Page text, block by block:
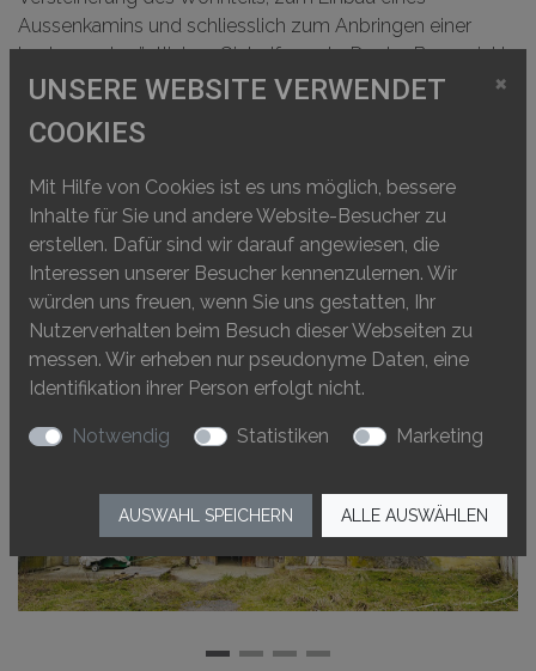
Aussenkamins und schliesslich zum Anbringen einer
Laube an der östlichen Giebelfassade. Da das Bauprojekt
am Hollenweg 1 aktuell stagniert, lässt sich weiterhin
den Kanton Basel-Landschaft einzigartigen ‹Stock› dem
UNSERE WEBSITE VERWENDET
COOKIES
×
Mit Hilfe von Cookies ist es uns möglich, bessere
Inhalte für Sie und andere Website-Besucher zu
erstellen. Dafür sind wir darauf angewiesen, die
Interessen unserer Besucher kennenzulernen. Wir
würden uns freuen, wenn Sie uns gestatten, Ihr
Nutzerverhalten beim Besuch dieser Webseiten zu
messen. Wir erheben nur pseudonyme Daten, eine
Identifikation ihrer Person erfolgt nicht.
Notwendig Statistiken Marketing
AUSWAHL SPEICHERN ALLE AUSWÄHLEN